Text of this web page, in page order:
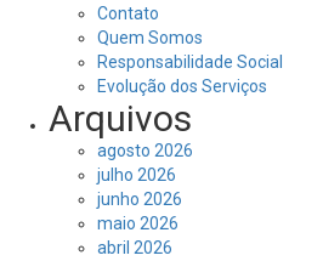
Contato
Quem Somos
Responsabilidade Social
Evolução dos Serviços
Arquivos
agosto 2026
julho 2026
junho 2026
maio 2026
abril 2026